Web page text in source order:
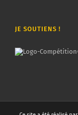
JE SOUTIENS !